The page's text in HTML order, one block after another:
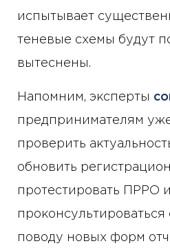
испытывает
теневые схемы будут
вытеснены.
Напомним, эксперты
предпринимателям
проверить
обновить
протестировать ПРРО и
проконсультироваться
поводу новых форм